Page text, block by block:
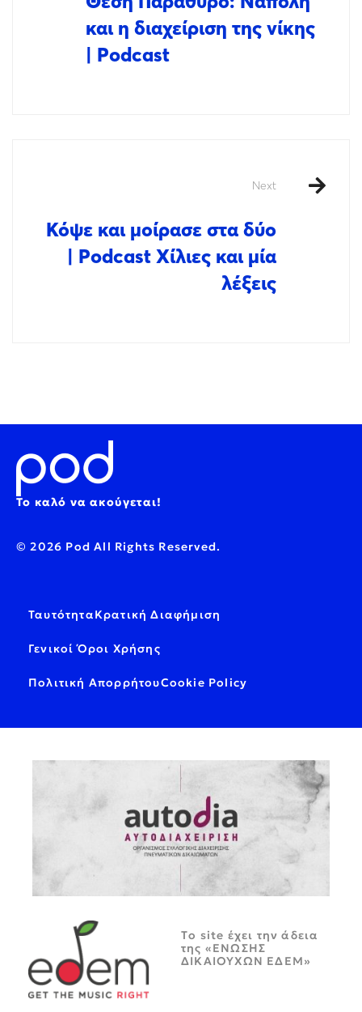
και η διαχείριση της νίκης
| Podcast
Next
Κόψε και μοίρασε στα δύο
| Podcast Χίλιες και μία
λέξεις
Το καλό να ακούγεται!
© 2026 Pod All Rights Reserved.
ΤαυτότηταΚρατική Διαφήμιση
Γενικοί Όροι Χρήσης
Πολιτική ΑπορρήτουCookie Policy
Tο site έχει την άδεια
της «ΕΝΩΣΗΣ
ΔΙΚΑΙΟΥΧΩΝ ΕΔΕΜ»